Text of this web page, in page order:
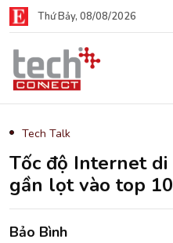
Thứ Bảy, 08/08/2026
Tech Talk
Tốc độ Internet
gần lọt vào top
Bảo Bình